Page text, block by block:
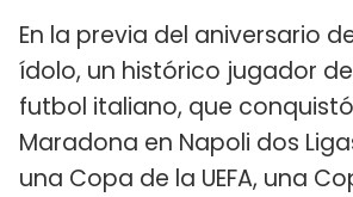
En la previa del aniversario
ídolo, un histórico jugador
futbol italiano, que
Maradona en Napoli dos
una Copa de la UEFA, una